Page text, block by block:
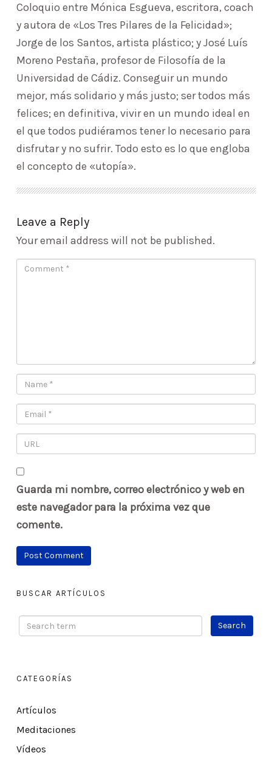
Coloquio entre Mónica Esgueva, escritora, coach
y autora de «Los Tres Pilares de la Felicidad»;
Jorge de los Santos, artista plástico; y José Luís
Moreno Pestaña, profesor de Filosofía de la
Universidad de Cádiz. Conseguir un mundo
mejor, más solidario y más justo; ser todos más
felices; en definitiva, vivir en un mundo ideal en
el que todos pudiéramos tener lo necesario para
disfrutar y no sufrir. Todo esto es lo que engloba
el concepto de «utopía».
Leave a Reply
Your email address will not be published.
Guarda mi nombre, correo electrónico y web en
este navegador para la próxima vez que
comente.
BUSCAR ARTÍCULOS
CATEGORÍAS
Artículos
Meditaciones
Vídeos